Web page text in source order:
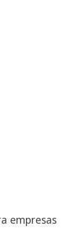
empresas